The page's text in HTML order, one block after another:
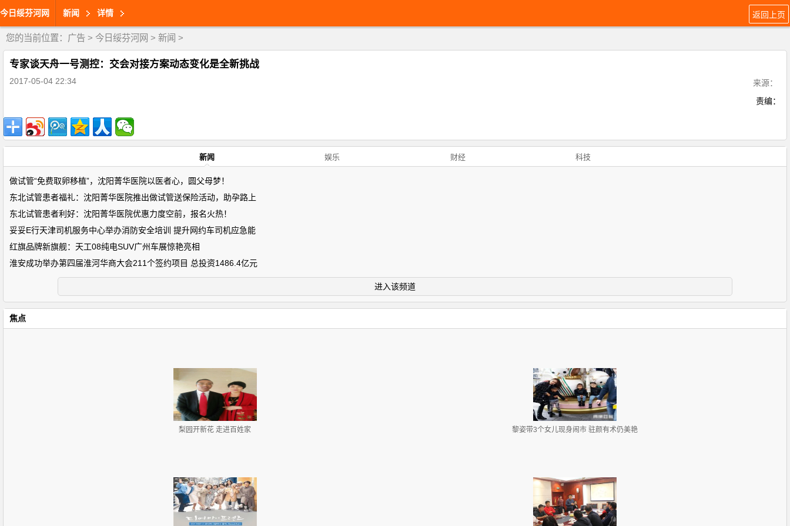
今日绥芬河网 新闻 详情 返回上页
您的当前位置： 广告 > 今日绥芬河网 > 新闻 >
专家谈天舟一号测控：交会对接方案动态变化是全新挑战
2017-05-04 22:34
来源：
责编：
新闻 娱乐 财经 科技
做试管“免费取卵移植”，沈阳菁华医院以医者心，圆父母梦！
东北试管患者福礼：沈阳菁华医院推出做试管送保险活动，助孕路上
东北试管患者利好：沈阳菁华医院优惠力度空前，报名火热！
妥妥E行天津司机服务中心举办消防安全培训 提升网约车司机应急能
红旗品牌新旗舰：天工08纯电SUV广州车展惊艳亮相
淮安成功举办第四届淮河华商大会211个签约项目 总投资1486.4亿元
进入该频道
焦点
梨园开新花 走进百姓家 黎姿带3个女儿现身闹市 驻颜有术仍美艳